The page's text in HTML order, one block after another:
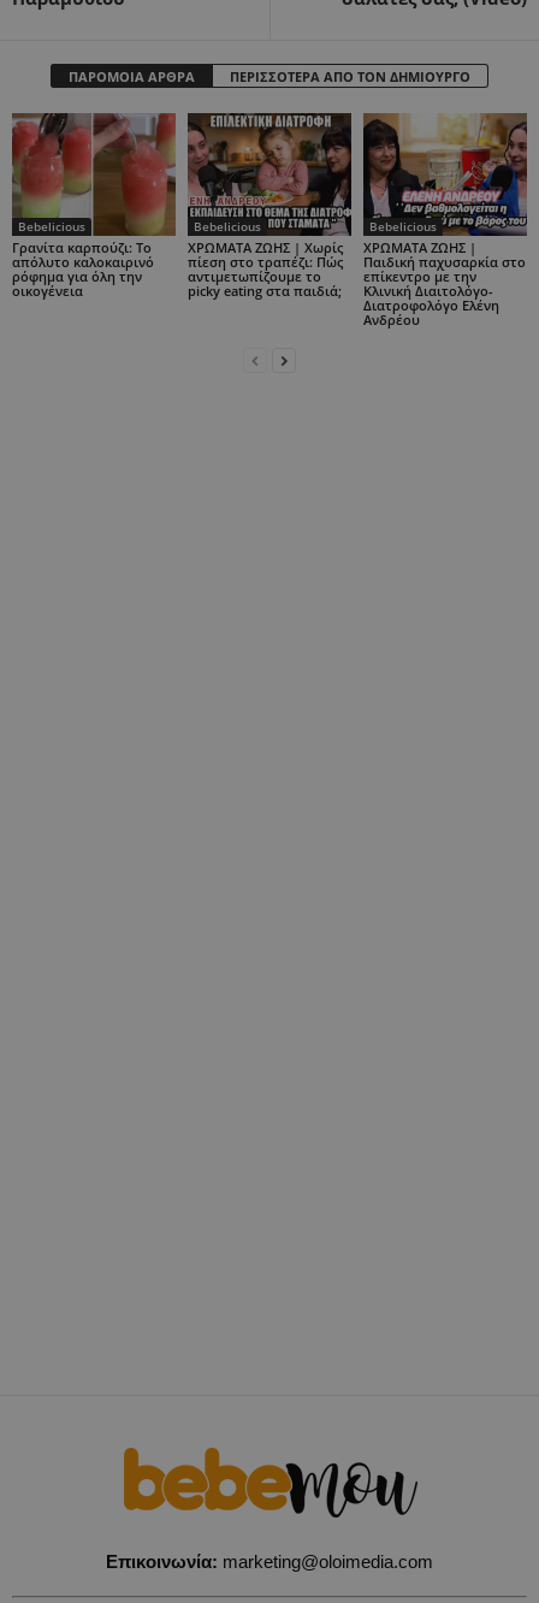
ΠΑΡΟΜΟΙΑ ΑΡΘΡΑ ΠΕΡΙΣΣΟΤΕΡΑ ΑΠΟ ΤΟΝ ΔΗΜΙΟΥΡΓΟ
Bebelicious
Γρανίτα καρπούζι: Το
απόλυτο καλοκαιρινό
ρόφημα για όλη την
οικογένεια
Bebelicious
ΧΡΩΜΑΤΑ ΖΩΗΣ | Χωρίς
πίεση στο τραπέζι: Πώς
αντιμετωπίζουμε το
picky eating στα παιδιά;
Bebelicious
ΧΡΩΜΑΤΑ ΖΩΗΣ |
Παιδική παχυσαρκία στο
επίκεντρο με την
Κλινική Διαιτολόγο-
Διατροφολόγο Ελένη
Ανδρέου
Επικοινωνία: marketing@oloimedia.com